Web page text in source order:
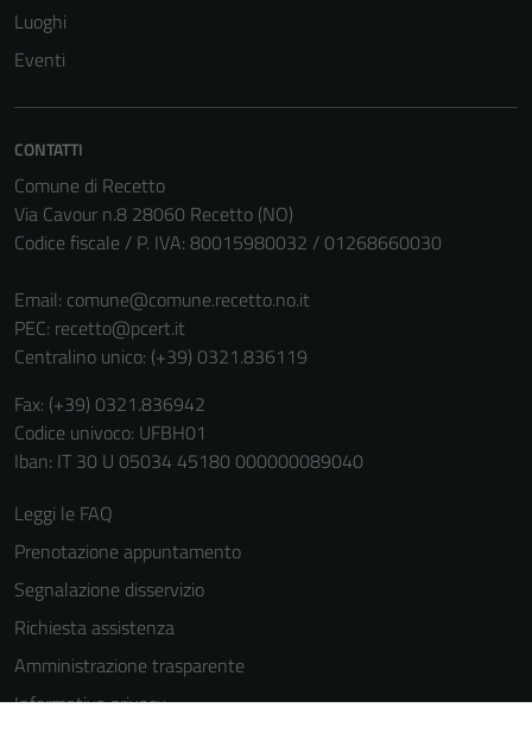
Luoghi
Eventi
CONTATTI
Comune di Recetto
Via Cavour n.8 28060 Recetto (NO)
Codice fiscale / P. IVA: 80015980032 / 01268660030
Email: comune@comune.recetto.no.it
PEC: recetto@pcert.it
Centralino unico: (+39) 0321.836119
Fax: (+39) 0321.836942
Codice univoco: UFBH01
Iban: IT 30 U 05034 45180 000000089040
Leggi le FAQ
Prenotazione appuntamento
Segnalazione disservizio
Richiesta assistenza
Amministrazione trasparente
Informativa privacy
Tecnici